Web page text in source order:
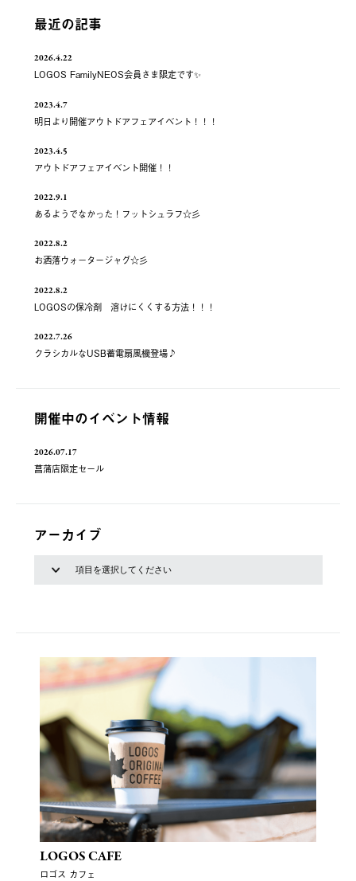
最近の記事
2026.4.22
LOGOS FamilyNEOS会員さま限定です✨
2023.4.7
明日より開催アウトドアフェアイベント！！！
2023.4.5
アウトドアフェアイベント開催！！
2022.9.1
あるようでなかった！フットシュラフ☆彡
2022.8.2
お洒落ウォ－タージャグ☆彡
2022.8.2
LOGOSの保冷剤 溶けにくくする方法！！！
2022.7.26
クラシカルなUSB蓄電扇風機登場♪
開催中のイベント情報
2026.07.17
菖蒲店限定セール
アーカイブ
LOGOS CAFE
ロゴス カフェ